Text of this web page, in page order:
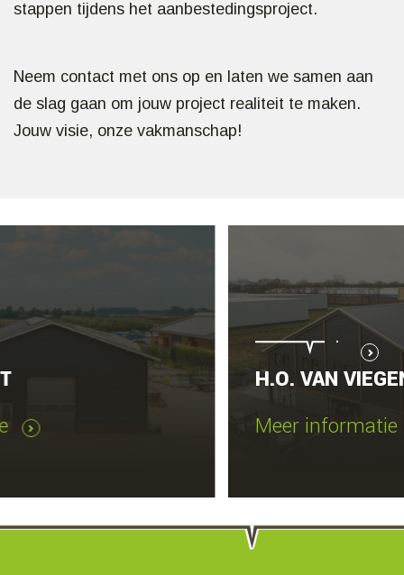
stappen tijdens het aanbestedingsproject.
Neem contact met ons op en laten we samen aan
de slag gaan om jouw project realiteit te maken.
Jouw visie, onze vakmanschap!
H.O. VAN VIEGEN
Meer informatie